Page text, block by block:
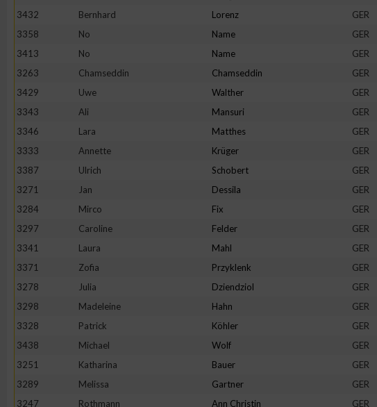
3432
Bernhard Lorenz GER
3358
No Name GER
3413
No Name GER
3263
Chamseddin Chamseddin GER
3429
Uwe Walther GER
3343
Ali Mansuri GER
3346
Lara Matthes GER
3333
Annette Krüger GER
3387
Ulrich Schobert GER
3271
Jan Dessila GER
3284
Mirco Fix GER
3297
Caroline Felder GER
3341
Laura Mahl GER
3371
Zofia Przyklenk GER
3278
Julia Dziendziol GER
3298
Madeleine Hahn GER
3328
Patrick Köhler GER
3438
Michael Wolf GER
3251
Katharina Bauer GER
3289
Melissa Gartner GER
3247
Rothmann Ann Christin GER
Verwendung reduzierter Daten zur Auswahl von Inhalten
Verwendung genauer Standortdaten
Geräte anhand von aktiv angeforderten Informationen identifizieren
Notwendig
Performance
Werbung